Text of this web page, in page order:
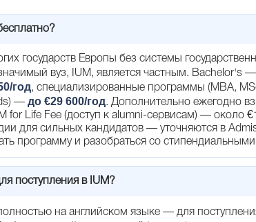
государств Европы без системы
вуз, IUM, является частным. Bachelor's —
год, специализированные программы (MBA,
— до €29 600/год. Дополнительно ежегодно
for Life Fee (доступ к alumni-сервисам) — около
для сильных кандидатов — уточняются в
программу и разобраться со
поступления в IUM?
на английском языке — для